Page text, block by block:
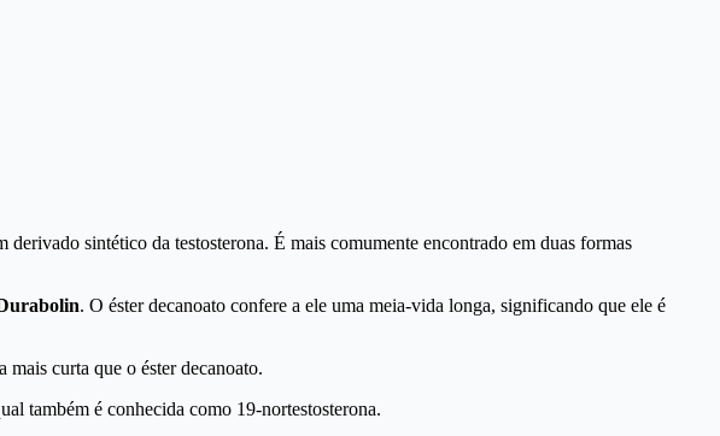
sintético da testosterona. É mais comumente encontrado em duas formas
. O éster decanoato confere a ele uma meia-vida longa, significando que ele é
mais curta que o éster decanoato.
também é conhecida como 19-nortestosterona.